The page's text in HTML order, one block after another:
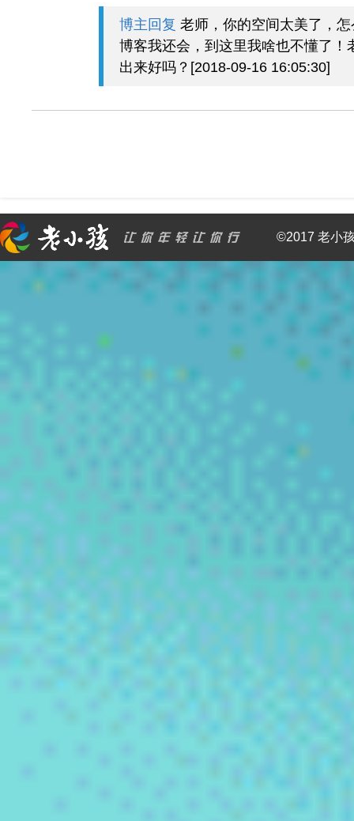
博主回复 老师，你的空间太美了，
博客我还会，到这里我啥也不懂了！
出来好吗？[2018-09-16 16:05:30]
©2017 老小